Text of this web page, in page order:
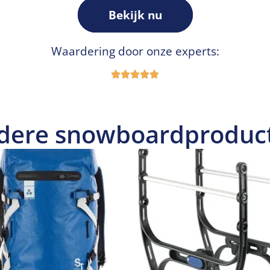
Bekijk nu
Waardering door onze experts: